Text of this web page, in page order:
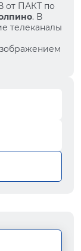
от ПАКТ по
. В
телеканалы